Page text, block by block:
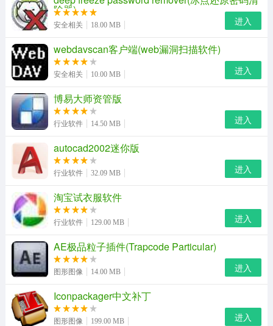
手机通讯录程序 >> 按下手机menu键，弹出菜单选项，在
人”选项 >> 点击选择“导出到sd卡”
2、打开csv/vcf互转工具，从您的计算机中选择一个vcard
格式的文件；点击“vsf转csv”按钮，几百个通讯录瞬时转换
完成，并将结果保存在您的计算机中。
3、您还可以将通讯录导入本软件中，在计算机中进行编
辑、修改和备份，直观且方便，而且还可以进行相互的转
换。如果结合本软件的相关功能，还会给我们的客户维护
操作带来了极大的方便，极大地提高了工作效率。
相关介绍
csv：csv 是一种通用的、相对简单的文件格式，被用户、
商业和科学广泛应用。最广泛的应用是在程序之间转移表
格数据，而这些程序本身是在不兼容的格式上进行操作的
（往往是私有的和/或无规范的格式）。因为大量程序都支
持某种csv变体，至少是作为一种可选择的输入/输出格
除器)
安全相关 18.00 MB 进入
webdavscan客户端(web漏洞扫描软件)
安全相关 10.00 MB 进入
博易大师资管版
行业软件 14.50 MB 进入
autocad2002迷你版
行业软件 32.09 MB 进入
淘宝试衣服软件
行业软件 129.00 MB 进入
AE极品粒子插件(Trapcode Particular)
图形图像 14.00 MB 进入
Iconpackager中文补丁
图形图像 199.00 MB 进入